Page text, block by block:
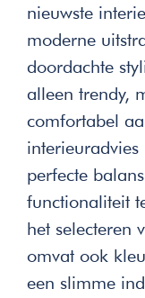
nieuwste
moderne
doordachte
alleen trendy,
comfortabel
perfecte
functionaliteit
het selecteren
omvat ook
een slimme